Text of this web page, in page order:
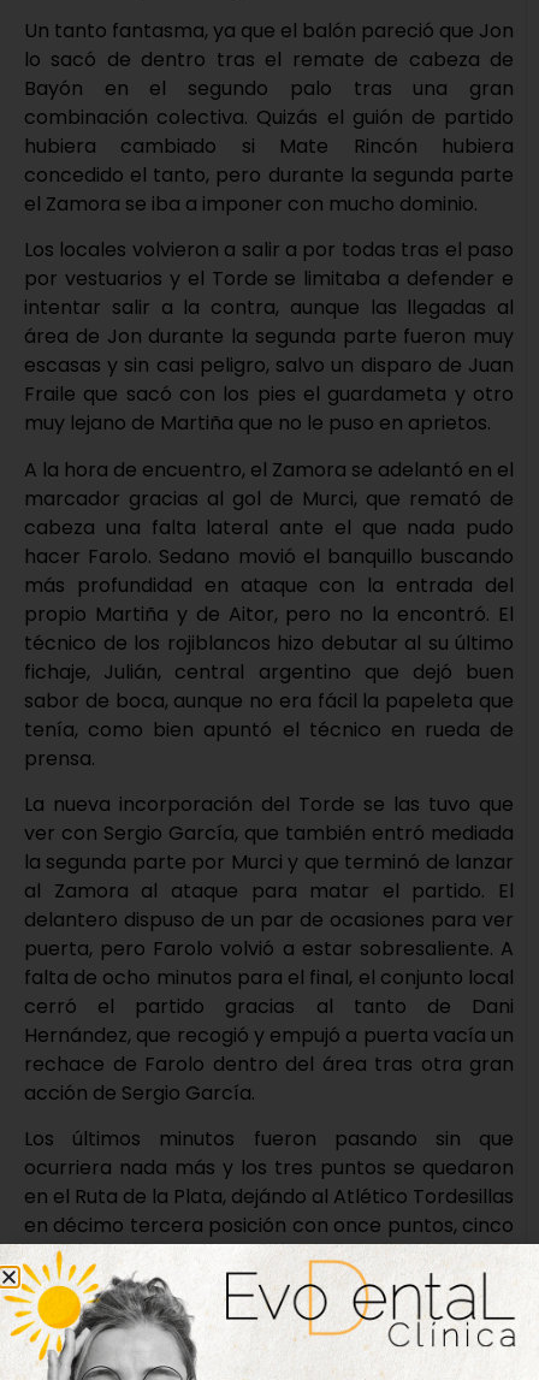
Un tanto fantasma, ya que el balón pareció que Jon
lo sacó de dentro tras el remate de cabeza de
Bayón en el segundo palo tras una gran
combinación colectiva. Quizás el guión de partido
hubiera cambiado si Mate Rincón hubiera
concedido el tanto, pero durante la segunda parte
el Zamora se iba a imponer con mucho dominio.
Los locales volvieron a salir a por todas tras el paso
por vestuarios y el Torde se limitaba a defender e
intentar salir a la contra, aunque las llegadas al
área de Jon durante la segunda parte fueron muy
escasas y sin casi peligro, salvo un disparo de Juan
Fraile que sacó con los pies el guardameta y otro
muy lejano de Martiña que no le puso en aprietos.
A la hora de encuentro, el Zamora se adelantó en el
marcador gracias al gol de Murci, que remató de
cabeza una falta lateral ante el que nada pudo
hacer Farolo. Sedano movió el banquillo buscando
más profundidad en ataque con la entrada del
propio Martiña y de Aitor, pero no la encontró. El
técnico de los rojiblancos hizo debutar al su último
fichaje, Julián, central argentino que dejó buen
sabor de boca, aunque no era fácil la papeleta que
tenía, como bien apuntó el técnico en rueda de
prensa.
La nueva incorporación del Torde se las tuvo que
ver con Sergio García, que también entró mediada
la segunda parte por Murci y que terminó de lanzar
al Zamora al ataque para matar el partido. El
delantero dispuso de un par de ocasiones para ver
puerta, pero Farolo volvió a estar sobresaliente. A
falta de ocho minutos para el final, el conjunto local
cerró el partido gracias al tanto de Dani
Hernández, que recogió y empujó a puerta vacía un
rechace de Farolo dentro del área tras otra gran
acción de Sergio García.
Los últimos minutos fueron pasando sin que
ocurriera nada más y los tres puntos se quedaron
en el Ruta de la Plata, dejándo al Atlético Tordesillas
en décimo tercera posición con once puntos, cinco
más que el descenso, antes de recibir el próximo
domingo en Las Salinas al Numancia B a partir de
las 16:30 horas.
Zamora:
Jon Villanueva, Chete, Coque, Asiel,